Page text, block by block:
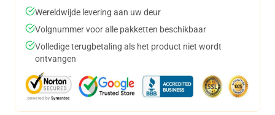
Wereldwijde levering aan uw deur
Volgnummer voor alle pakketten beschikbaar
Volledige terugbetaling als het product niet wordt
ontvangen